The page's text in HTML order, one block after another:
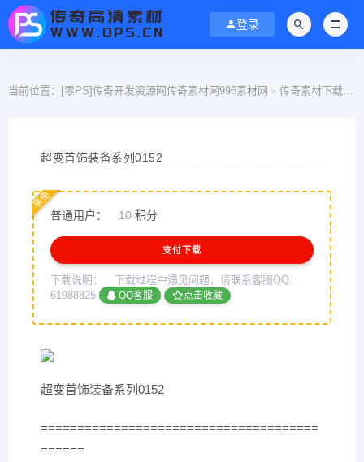
登录
当前位置： [零PS]传奇开发资源网传奇素材网996素材网 > 传奇素材下载
超变首饰装备系列0152
普通用户： 10 积分
享免
支付下载
下载说明：
下载过程中遇见问题，请联系客服QQ：
61988825
QQ客服 点击收藏
超变首饰装备系列0152
======================================
======